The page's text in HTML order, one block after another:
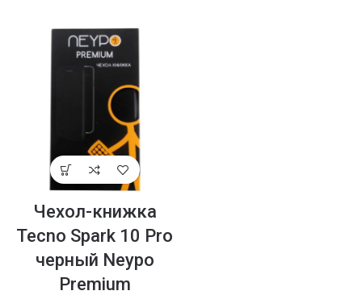
Чехол-книжка
Tecno Spark 10 Pro
черный Neypo
Premium